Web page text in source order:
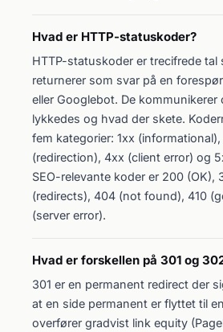
Hvad er HTTP-statuskoder?
HTTP-statuskoder er trecifrede tal
returnerer som svar på en
eller Googlebot. De
lykkedes og hvad der skete.
fem kategorier: 1xx
(redirection), 4xx (client error) og
SEO-relevante koder er 200 (OK),
(redirects), 404 (not found), 410
(server error).
Hvad er forskellen på 301 og
301 er en permanent redirect der
at en side permanent er flyttet til
overfører gradvist link equity